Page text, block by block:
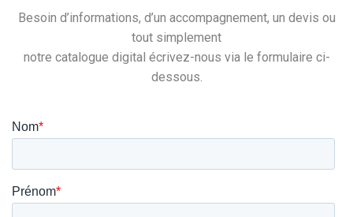
Besoin d’informations, d’un accompagnement, un devis ou
tout simplement
notre catalogue digital écrivez-nous via le formulaire ci-
dessous.